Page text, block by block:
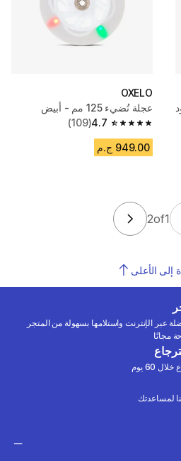
OXELO
عجلة تُضيء 125 مم - أبيض
4.7
4.7 out of 5 stars from 109 reviews
(109)
949.00 ج.م
1
of
2
إلى الأعلى
عبر الإنترنت واستلامها بسهولة من المتجر
مجانًا
60 يوم
لمساعدتك